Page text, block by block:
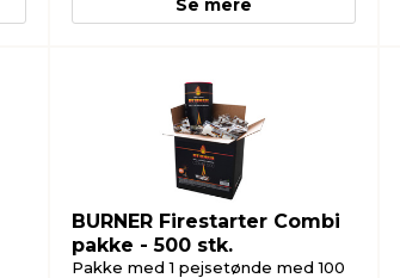
Se mere
BURNER Firestarter Combi
pakke - 500 stk.
Pakke med 1 pejsetønde med 100